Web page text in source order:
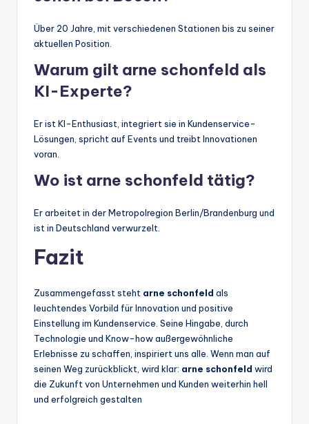
Über 20 Jahre, mit verschiedenen Stationen bis zu seiner
aktuellen Position.
Warum gilt arne schonfeld als
KI-Experte?
Er ist KI-Enthusiast, integriert sie in Kundenservice-
Lösungen, spricht auf Events und treibt Innovationen
voran.
Wo ist arne schonfeld tätig?
Er arbeitet in der Metropolregion Berlin/Brandenburg und
ist in Deutschland verwurzelt.
Fazit
Zusammengefasst steht arne schonfeld als
leuchtendes Vorbild für Innovation und positive
Einstellung im Kundenservice. Seine Hingabe, durch
Technologie und Know-how außergewöhnliche
Erlebnisse zu schaffen, inspiriert uns alle. Wenn man auf
seinen Weg zurückblickt, wird klar: arne schonfeld wird
die Zukunft von Unternehmen und Kunden weiterhin hell
und erfolgreich gestalten